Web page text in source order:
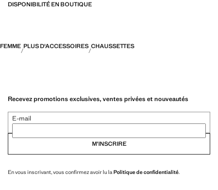
DISPONIBILITÉ EN BOUTIQUE
FEMME PLUS D'ACCESSOIRES CHAUSSETTES
Recevez promotions exclusives, ventes privées et nouveautés
E-mail
M’INSCRIRE
En vous inscrivant, vous confirmez avoir lu la Politique de confidentialité.